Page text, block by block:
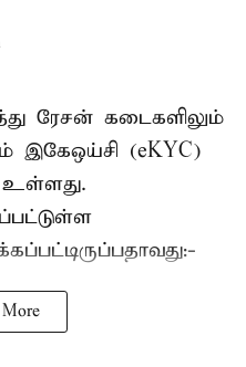
ரேசன் கடைகளிலும்
இகேஒய்சி (eKYC)
உள்ளது.